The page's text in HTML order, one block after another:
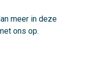
meer in deze
ons op.